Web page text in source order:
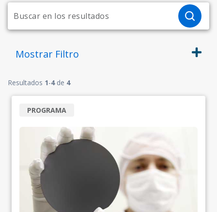
Mostrar Filtro
Resultados 1-4de 4
PROGRAMA